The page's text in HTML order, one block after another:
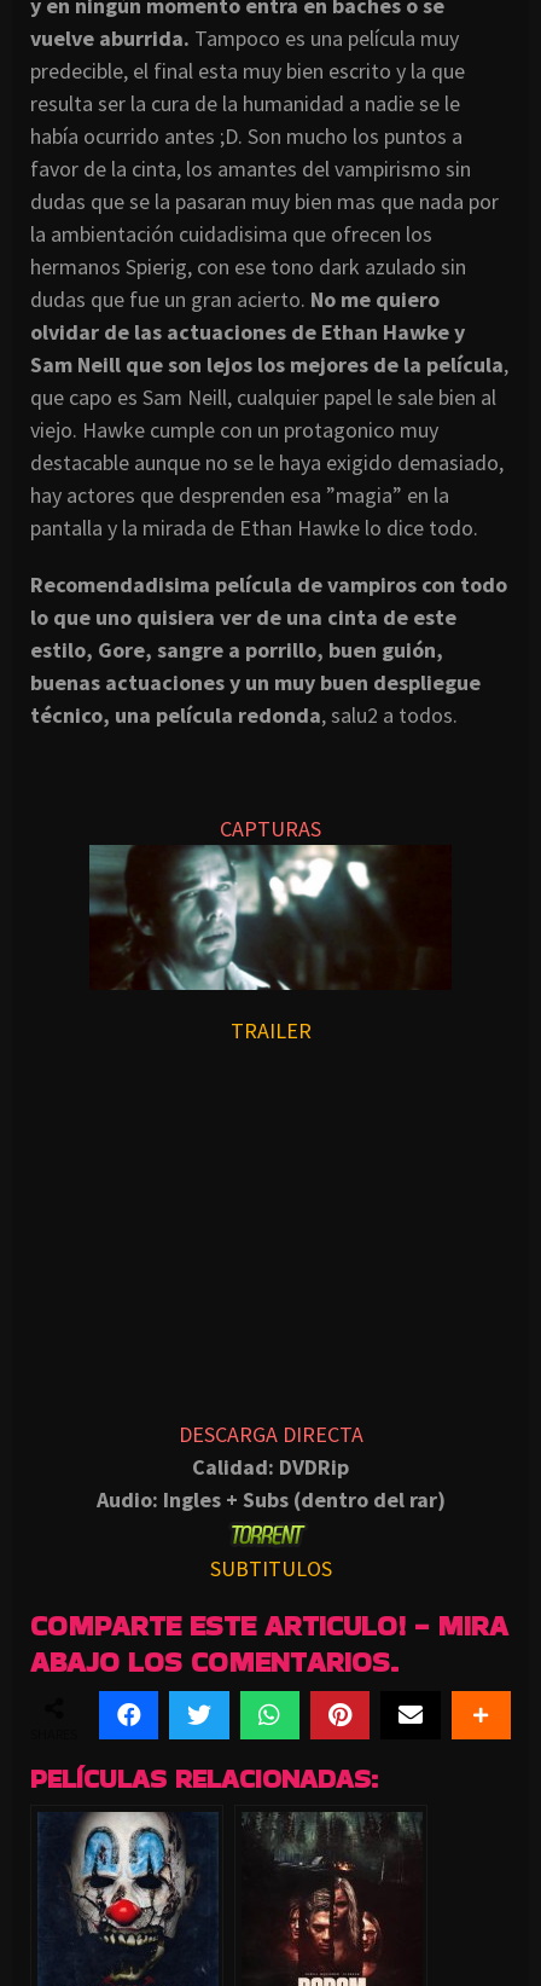
vuelve aburrida. Tampoco es una película muy
predecible, el final esta muy bien escrito y la que
resulta ser la cura de la humanidad a nadie se le
había ocurrido antes ;D. Son mucho los puntos a
favor de la cinta, los amantes del vampirismo sin
dudas que se la pasaran muy bien mas que nada por
la ambientación cuidadisima que ofrecen los
hermanos Spierig, con ese tono dark azulado sin
dudas que fue un gran acierto. No me quiero
olvidar de las actuaciones de Ethan Hawke y
Sam Neill que son lejos los mejores de la película,
que capo es Sam Neill, cualquier papel le sale bien al
viejo. Hawke cumple con un protagonico muy
destacable aunque no se le haya exigido demasiado,
hay actores que desprenden esa ”magia” en la
pantalla y la mirada de Ethan Hawke lo dice todo.
Recomendadisima película de vampiros con todo
lo que uno quisiera ver de una cinta de este
estilo, Gore, sangre a porrillo, buen guión,
buenas actuaciones y un muy buen despliegue
técnico, una película redonda, salu2 a todos.
CAPTURAS
TRAILER
DESCARGA DIRECTA
Calidad: DVDRip
Audio: Ingles + Subs (dentro del rar)
SUBTITULOS
COMPARTE ESTE ARTICULO! - MIRA
ABAJO LOS COMENTARIOS.
PELÍCULAS RELACIONADAS: